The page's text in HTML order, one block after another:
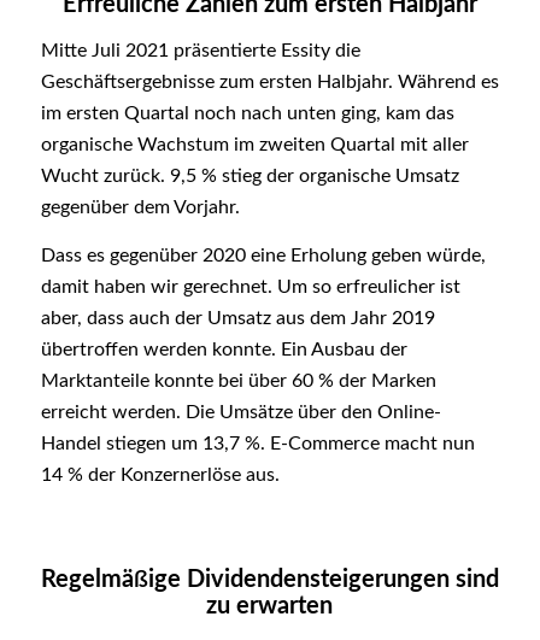
Erfreuliche Zahlen zum ersten Halbjahr
Mitte Juli 2021 präsentierte Essity die
Geschäftsergebnisse zum ersten Halbjahr. Während es
im ersten Quartal noch nach unten ging, kam das
organische Wachstum im zweiten Quartal mit aller
Wucht zurück. 9,5 % stieg der organische Umsatz
gegenüber dem Vorjahr.
Dass es gegenüber 2020 eine Erholung geben würde,
damit haben wir gerechnet. Um so erfreulicher ist
aber, dass auch der Umsatz aus dem Jahr 2019
übertroffen werden konnte. Ein Ausbau der
Marktanteile konnte bei über 60 % der Marken
erreicht werden. Die Umsätze über den Online-
Handel stiegen um 13,7 %. E-Commerce macht nun
14 % der Konzernerlöse aus.
Regelmäßige Dividendensteigerungen sind
zu erwarten